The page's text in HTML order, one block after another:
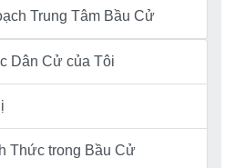
Trung Tâm Bầu Cử
Dân Cử của Tôi
Thức trong Bầu Cử